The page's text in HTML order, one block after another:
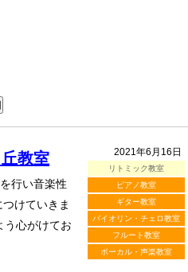
2021年6月16日
リトミック教室
ピアノ教室
ギター教室
バイオリン・チェロ教室
フルート教室
ボーカル・声楽教室
教室
行い音楽性
けていきま
う心がけてお